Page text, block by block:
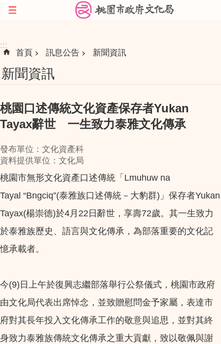
跳到主要內容區塊
:::
首頁 訊息公告 新聞資訊
新聞資訊
桃園口述傳統文化資產保存者Yukan
Tayax辭世 一生致力泰雅文化傳承
發布單位：文化資產科
資料提供單位：文化局
桃園市無形文化資產口述傳統「Lmuhuw na
Tayal “Bngciq”(泰雅族口述傳統－大豹群)」保存者Yukan
Tayax(楊崇德)於4月22日辭世，享壽72歲。其一生致力
於泰雅族歷史、語言與文化傳承，為部落重要的文化記
憶承載者。
今(9)日上午於復興志繼部落舉行公祭儀式，桃園市政府
由文化局代表出席悼念，並致贈慰問金予家屬，表達市
府對其長年投入文化傳承工作的敬意與追思，並對其終
身致力泰雅族傳統文化傳承之重大貢獻，致以敬佩與謝